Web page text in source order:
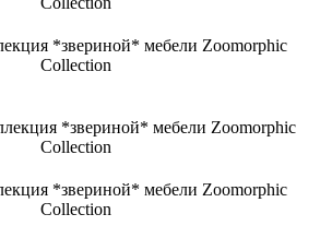
*звериной* мебели Zoomorphic
Collection
*звериной* мебели Zoomorphic
Collection